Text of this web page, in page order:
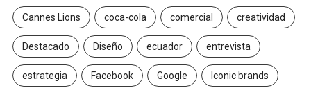
Cannes Lions coca-cola comercial creatividad
Destacado Diseño ecuador entrevista
estrategia Facebook Google Iconic brands